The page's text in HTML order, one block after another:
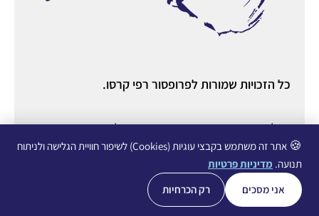
כל הזכויות שמורות לפרופסור רפי קרסו.
ניהול ואחסון אתר:יניב מורוזובסקי○ ניהול תוכן ורשתות
חברתיות:עופרי גליכמן ○הצהרת נגישות○מדיניות פרטיות 🍪
אתר זה משתמש בקבצי עוגיות (Cookies) לשיפור חוויית הגלישה ולניתוח
תנועה. מדיניות פרטיות
אני מסכים
רק הכרחיות